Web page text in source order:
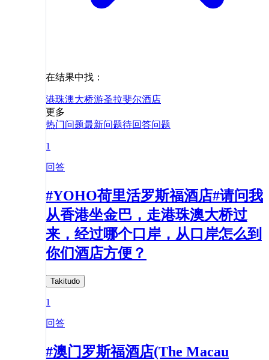
在结果中找：
港珠澳大桥游圣拉斐尔酒店
更多
热门问题最新问题待回答问题
1
回答
#YOHO荷里活罗斯福酒店#请问我
从香港坐金巴，走港珠澳大桥过
来，经过哪个口岸，从口岸怎么到
你们酒店方便？
Takitudo
1
回答
#澳门罗斯福酒店(The Macau